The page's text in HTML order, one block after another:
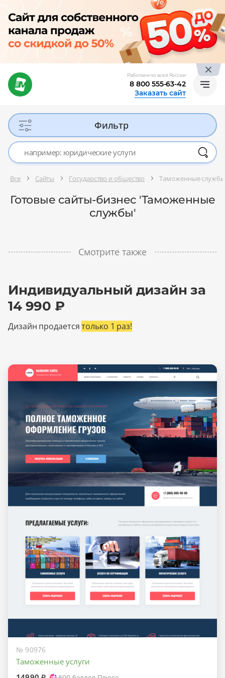
Работаем по всей России
8 800 555-63-42
Заказать сайт
Фильтр
Все Сайты Государство и общество Таможенные службы
Готовые сайты-бизнес 'Таможенные
службы'
Смотрите также
Индивидуальный дизайн за
14 990 ₽
Дизайн продаетсятолько 1 раз!
№ 90976
Таможенные услуги